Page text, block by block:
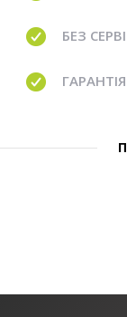
БЕЗ
ГАРАНТІЯ